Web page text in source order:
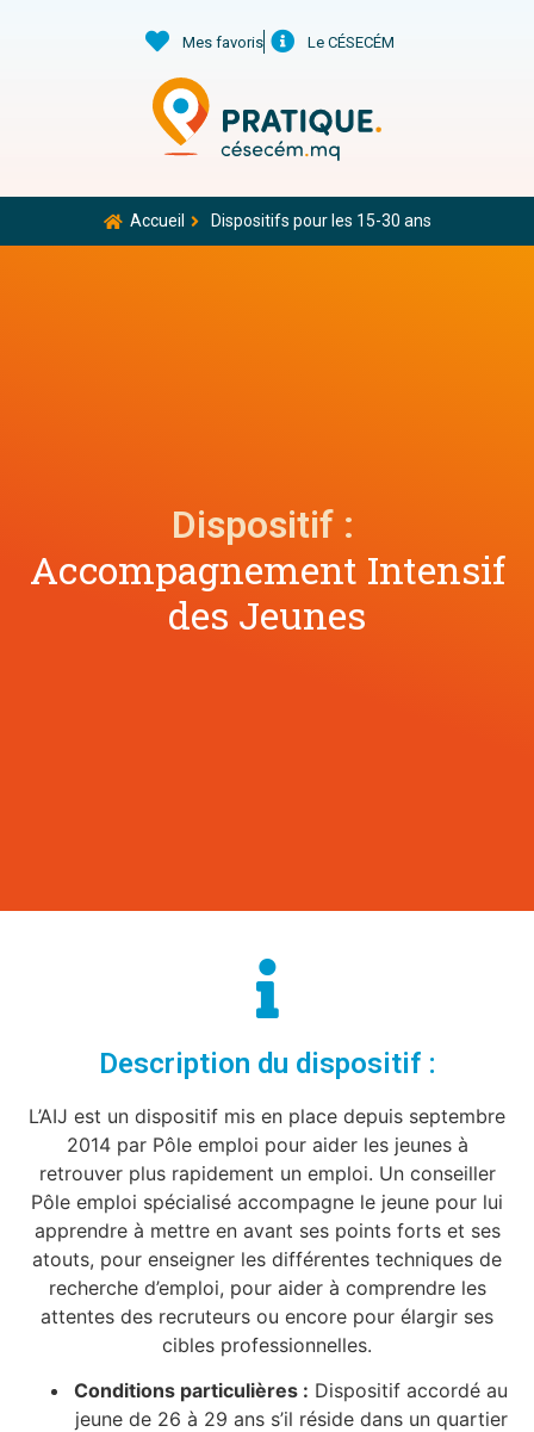
Mes favoris Le CÉSECÉM
Accueil Dispositifs pour les 15-30 ans
Dispositif :
Accompagnement Intensif
des Jeunes
Description du dispositif :
L’AIJ est un dispositif mis en place depuis septembre
2014 par Pôle emploi pour aider les jeunes à
retrouver plus rapidement un emploi. Un conseiller
Pôle emploi spécialisé accompagne le jeune pour lui
apprendre à mettre en avant ses points forts et ses
atouts, pour enseigner les différentes techniques de
recherche d’emploi, pour aider à comprendre les
attentes des recruteurs ou encore pour élargir ses
cibles professionnelles.
Conditions particulières : Dispositif accordé au
jeune de 26 à 29 ans s’il réside dans un quartier